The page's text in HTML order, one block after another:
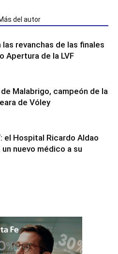
del autor
las revanchas de las finales
Apertura de la LVF
Malabrigo, campeón de la
de Vóley
el Hospital Ricardo Aldao
nuevo médico a su